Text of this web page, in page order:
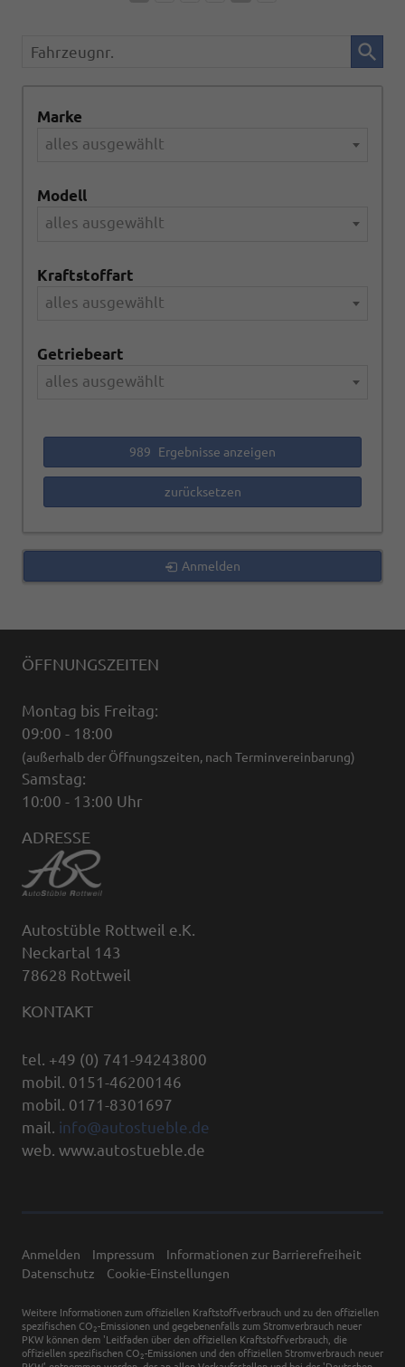
Fahrzeugnr.
Marke
alles ausgewählt
Modell
alles ausgewählt
Kraftstoffart
alles ausgewählt
Getriebeart
alles ausgewählt
989 Ergebnisse anzeigen
zurücksetzen
Anmelden
ÖFFNUNGSZEITEN
Montag bis Freitag:
09:00 - 18:00
(außerhalb der Öffnungszeiten, nach Terminvereinbarung)
Samstag:
10:00 - 13:00 Uhr
ADRESSE
Autostüble Rottweil e.K.
Neckartal 143
78628 Rottweil
KONTAKT
tel. +49 (0) 741-94243800
mobil. 0151-46200146
mobil. 0171-8301697
mail. info@autostueble.de
web. www.autostueble.de
Anmelden Impressum
Informationen zur Barrierefreiheit
Datenschutz
Cookie-Einstellungen
Weitere Informationen zum offiziellen Kraftstoffverbrauch und zu den offiziellen
spezifischen CO 2-Emissionen und gegebenenfalls zum Stromverbrauch neuer
PKW können dem 'Leitfaden über den offiziellen Kraftstoffverbrauch, die
offiziellen spezifischen CO 2-Emissionen und den offiziellen Stromverbrauch neuer